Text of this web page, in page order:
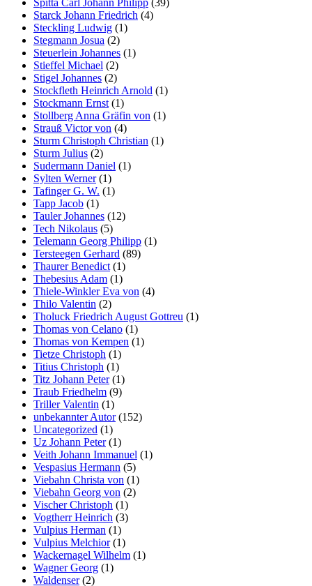
Spitta Carl Johann Philipp (39)
Starck Johann Friedrich (4)
Steckling Ludwig (1)
Stegmann Josua (2)
Steuerlein Johannes (1)
Stieffel Michael (2)
Stigel Johannes (2)
Stockfleth Heinrich Arnold (1)
Stockmann Ernst (1)
Stollberg Anna Gräfin von (1)
Strauß Victor von (4)
Sturm Christoph Christian (1)
Sturm Julius (2)
Sudermann Daniel (1)
Sylten Werner(1)
Tafinger G. W. (1)
Tapp Jacob (1)
Tauler Johannes (12)
Tech Nikolaus (5)
Telemann Georg Philipp (1)
Tersteegen Gerhard (89)
Thaurer Benedict (1)
Thebesius Adam (1)
Thiele-Winkler Eva von (4)
Thilo Valentin (2)
Tholuck Friedrich August Gottreu (1)
Thomas von Celano (1)
Thomas von Kempen (1)
Tietze Christoph (1)
Titius Christoph (1)
Titz Johann Peter(1)
Traub Friedhelm (9)
Triller Valentin (1)
unbekannter Autor(152)
Uncategorized (1)
Uz Johann Peter(1)
Veith Johann Immanuel (1)
Vespasius Hermann (5)
Viebahn Christa von (1)
Viebahn Georg von (2)
Vischer Christoph (1)
Vogtherr Heinrich (3)
Vulpius Herman (1)
Vulpius Melchior(1)
Wackernagel Wilhelm (1)
Wagner Georg (1)
Waldenser(2)